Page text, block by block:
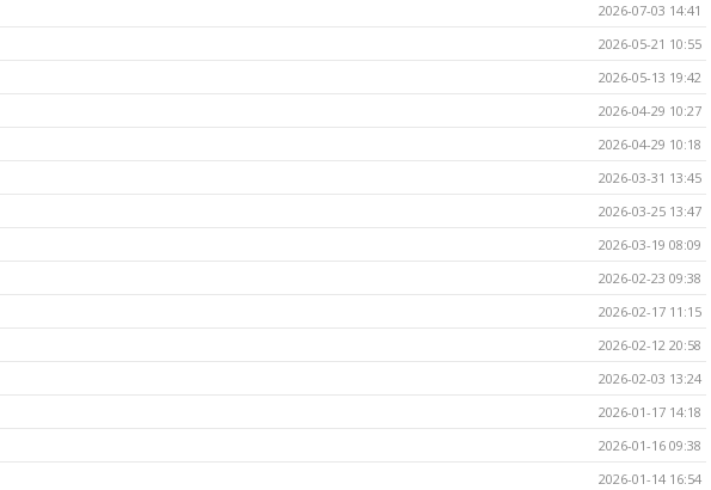
2026-07-03 14:41
2026-05-21 10:55
2026-05-13 19:42
2026-04-29 10:27
2026-04-29 10:18
2026-03-31 13:45
2026-03-25 13:47
2026-03-19 08:09
2026-02-23 09:38
2026-02-17 11:15
2026-02-12 20:58
2026-02-03 13:24
2026-01-17 14:18
2026-01-16 09:38
2026-01-14 16:54